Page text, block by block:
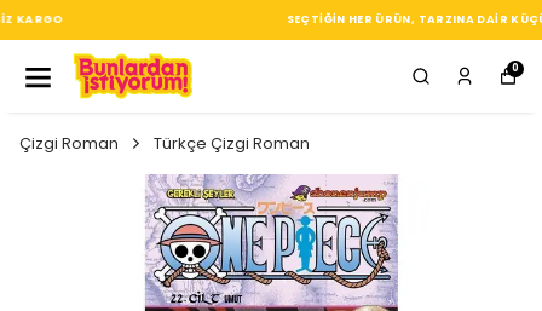
SEÇTIĞIN HER ÜRÜN, TARZINA DAIR KÜÇÜK BIR IMZA
0
Çizgi Roman Türkçe Çizgi Roman